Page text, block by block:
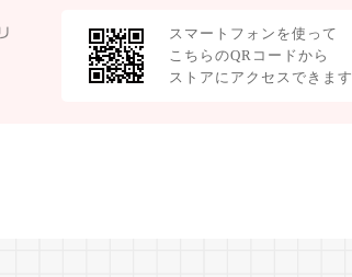
スマートフォンを使って
こちらのQRコードから
ストアにアクセスできます